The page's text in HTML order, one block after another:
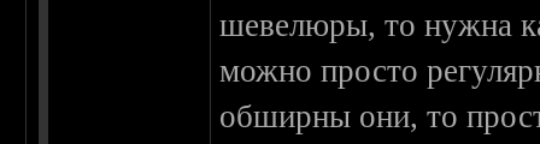
шевелюры, то нужна
можно просто
обширны они, то